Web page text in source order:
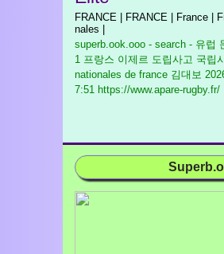
FRANCE | FRANCE | France |
nales |
superb.ook.ooo - search - 유럽
1 프랑스 이제르 도립사고 국립
nationales de france 김대보
7:51 https://www.apare-rugby.fr/